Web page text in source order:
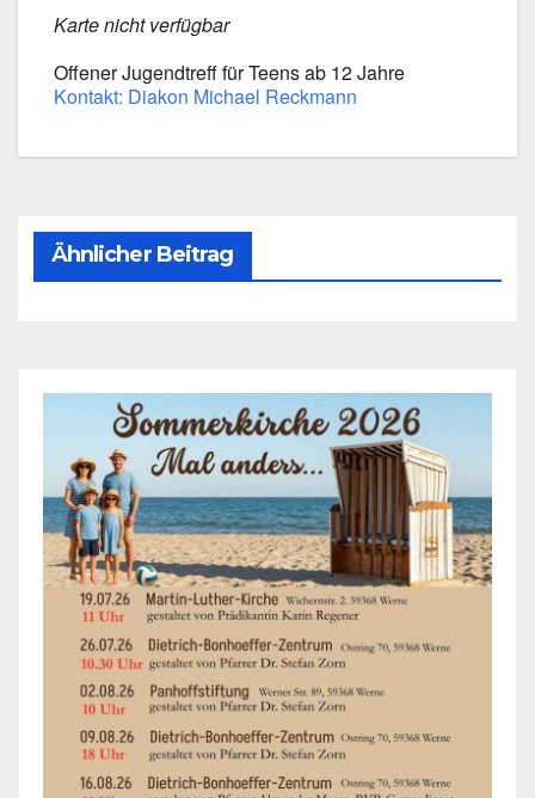
Kar­te nicht ver­füg­bar
Offe­ner Jugend­treff für Teens ab 12 Jah­re
Kon­takt: Dia­kon Micha­el Reck­mann
Ähnlicher Beitrag